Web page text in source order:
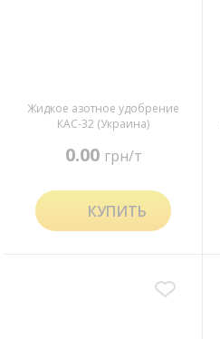
Жидкое азотное удобрение
КАС-32 (Украина)
0.00 грн/т
КУПИТЬ